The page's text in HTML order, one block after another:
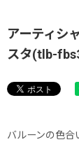
アーティシ
スタ(tlb-
バルーンの色合